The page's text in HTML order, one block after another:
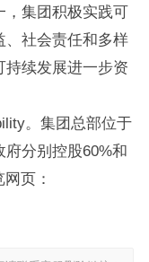
，集团积极实践可
、社会责任和多样
持续发展进一步资
。集团总部位于
分别控股60%和
页：